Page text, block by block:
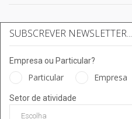
SUBSCREVER NEWSLETTER...
Empresa ou Particular?
Particular Empresa
Setor de atividade